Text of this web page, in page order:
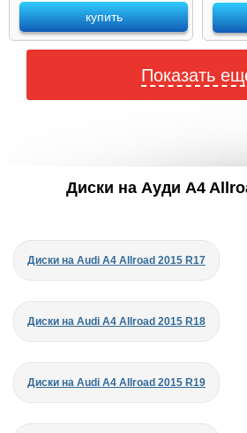
купить
Показать
Диски на Ауди A4
Диски на Audi A4 Allroad 2015 R17
Диски на Audi A4 Allroad 2015 R18
Диски на Audi A4 Allroad 2015 R19